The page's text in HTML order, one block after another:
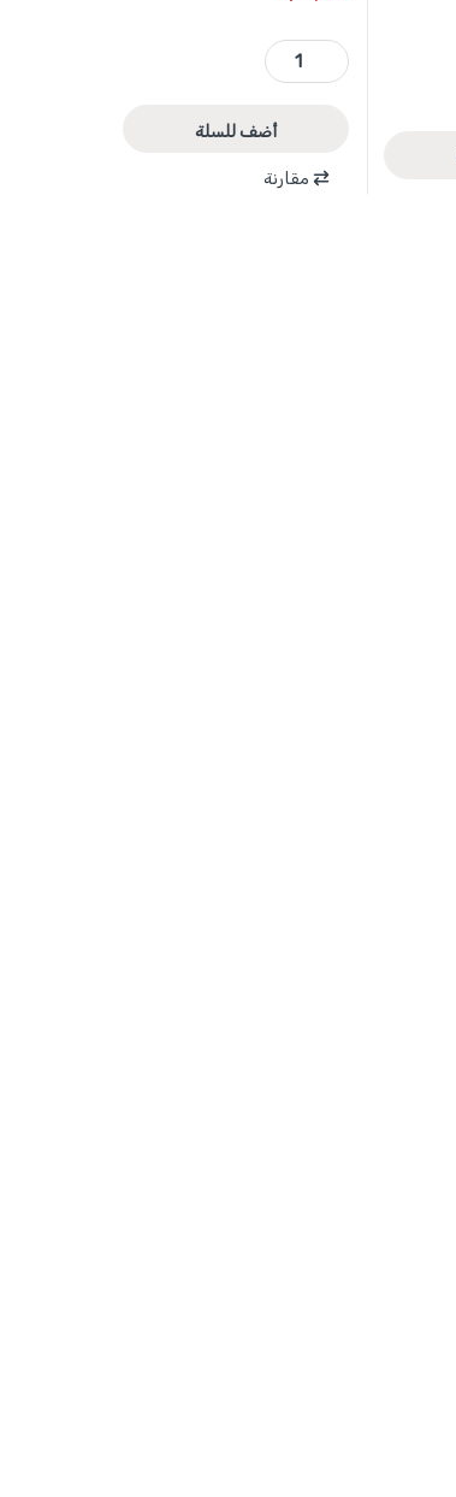
WKJ1425 - كاسة حفر معدن + خشب قياس 25 مم ماركة WADFOW quantity
أضف للسلة
مقارنة